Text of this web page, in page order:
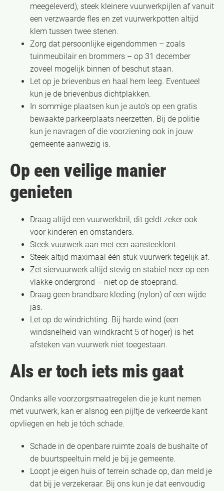
meegeleverd), steek kleinere vuurwerkpijlen af vanuit
een verzwaarde fles en zet vuurwerkpotten altijd
klem tussen twee stenen.
Zorg dat persoonlijke eigendommen – zoals
tuinmeubilair en brommers – op 31 december
zoveel mogelijk binnen of beschut staan.
Let op je brievenbus en haal hem leeg. Eventueel
kun je de brievenbus dichtplakken.
In sommige plaatsen kun je auto’s op een gratis
bewaakte parkeerplaats neerzetten. Bij de politie
kun je navragen of die voorziening ook in jouw
gemeente aanwezig is.
Op een veilige manier
genieten
​Draag altijd een vuurwerkbril, dit geldt zeker ook
voor kinderen en omstanders.
Steek vuurwerk aan met een aansteeklont.
Steek altijd maximaal één stuk vuurwerk tegelijk af.
Zet siervuurwerk altijd stevig en stabiel neer op een
vlakke ondergrond – niet op de stoeprand.
Draag geen brandbare kleding (nylon) of een wijde
jas.
Let op de windrichting. Bij harde wind (een
windsnelheid van windkracht 5 of hoger) is het
afsteken van vuurwerk niet toegestaan.
Als er toch iets mis gaat
Ondanks alle voorzorgsmaatregelen die je kunt nemen
met vuurwerk, kan er alsnog een pijltje de verkeerde kant
opvliegen en heb je tóch schade.
Schade in de openbare ruimte zoals de bushalte of
de buurtspeeltuin meld je bij je gemeente.
Loopt je eigen huis of terrein schade op, dan meld je
dat bij je verzekeraar. Bij ons kun je dat eenvoudig